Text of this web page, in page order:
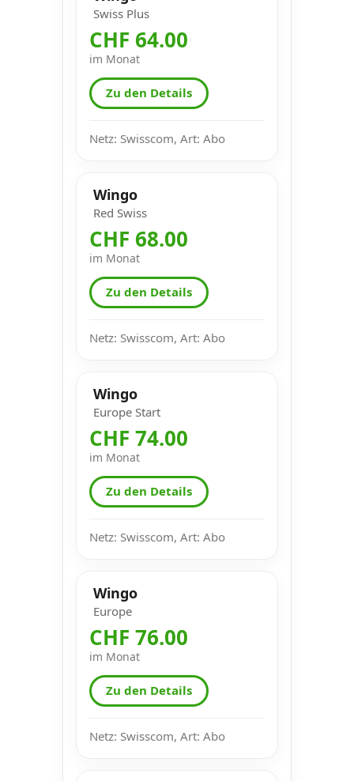
Swiss Plus
CHF 64.00
im Monat
Zu den Details
Netz: Swisscom, Art: Abo
Wingo
Red Swiss
CHF 68.00
im Monat
Zu den Details
Netz: Swisscom, Art: Abo
Wingo
Europe Start
CHF 74.00
im Monat
Zu den Details
Netz: Swisscom, Art: Abo
Wingo
Europe
CHF 76.00
im Monat
Zu den Details
Netz: Swisscom, Art: Abo